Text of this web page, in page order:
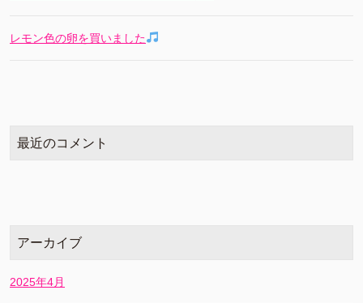
レモン色の卵を買いました
最近のコメント
アーカイブ
2025年4月